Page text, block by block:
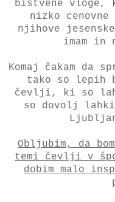
bistvene vloge,
nizko
njihove
imam in
Komaj čakam da
tako so lepih
čevlji, ki so
so dovolj
Obljubim, da
temi čevlji v
dobim malo